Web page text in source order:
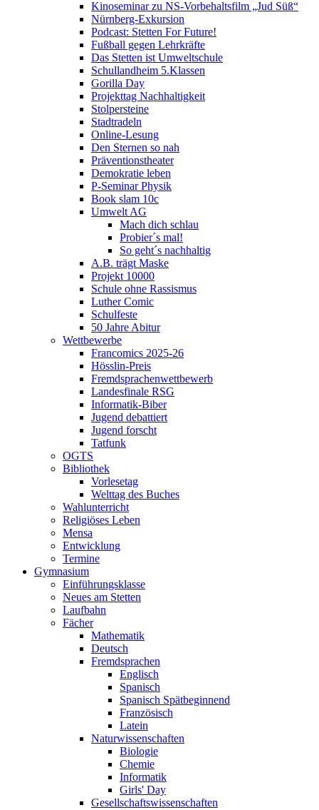
Kinoseminar zu NS-Vorbehaltsfilm „Jud Süß“
Nürnberg-Exkursion
Podcast: Stetten For Future!
Fußball gegen Lehrkräfte
Das Stetten ist Umweltschule
Schullandheim 5.Klassen
Gorilla Day
Projekttag Nachhaltigkeit
Stolpersteine
Stadtradeln
Online-Lesung
Den Sternen so nah
Präventionstheater
Demokratie leben
P-Seminar Physik
Book slam 10c
Umwelt AG
Mach dich schlau
Probier´s mal!
So geht´s nachhaltig
A.B. trägt Maske
Projekt 10000
Schule ohne Rassismus
Luther Comic
Schulfeste
50 Jahre Abitur
Wettbewerbe
Francomics 2025-26
Hösslin-Preis
Fremdsprachenwettbewerb
Landesfinale RSG
Informatik-Biber
Jugend debattiert
Jugend forscht
Tatfunk
OGTS
Bibliothek
Vorlesetag
Welttag des Buches
Wahlunterricht
Religiöses Leben
Mensa
Entwicklung
Termine
Gymnasium
Einführungsklasse
Neues am Stetten
Laufbahn
Fächer
Mathematik
Deutsch
Fremdsprachen
Englisch
Spanisch
Spanisch Spätbeginnend
Französisch
Latein
Naturwissenschaften
Biologie
Chemie
Informatik
Girls' Day
Gesellschaftswissenschaften